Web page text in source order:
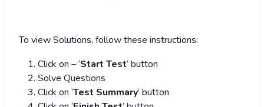
To view Solutions, follow these instructions:
Click on – ‘Start Test’ button
Solve Questions
Click on ‘Test Summary’ button